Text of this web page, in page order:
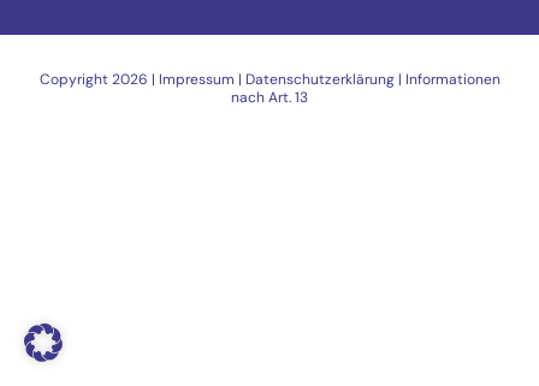
Copyright2026 | Impressum | Datenschutzerklärung| Informationen
nach Art. 13